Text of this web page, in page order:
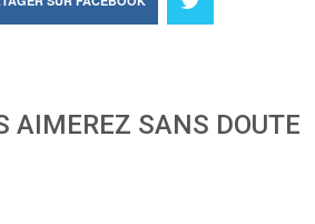
AIMEREZ SANS DOUTE